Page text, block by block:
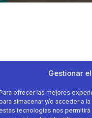
Gestionar
ofrecer las mejores
almacenar y/o acceder a
estas tecnologías nos